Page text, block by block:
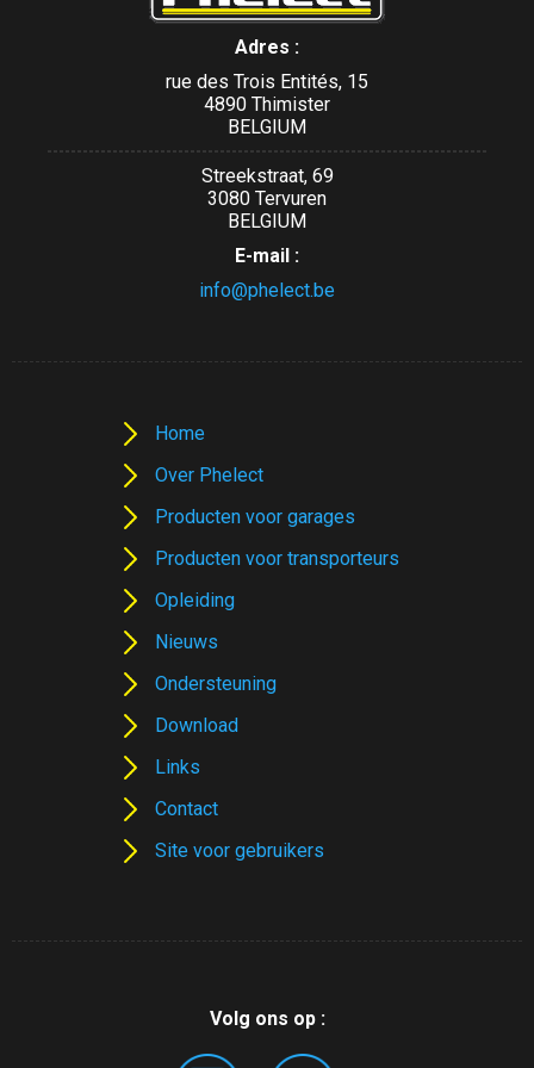
Adres :
rue des Trois Entités, 15
4890 Thimister
BELGIUM
Streekstraat, 69
3080 Tervuren
BELGIUM
E-mail :
info@phelect.be
Home
Over Phelect
Producten voor garages
Producten voor transporteurs
Opleiding
Nieuws
Ondersteuning
Download
Links
Contact
Site voor gebruikers
Volg ons op :